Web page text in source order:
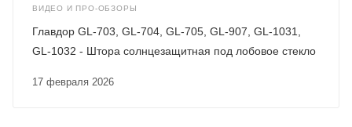
ВИДЕО И ПРО-ОБЗОРЫ
17 февраля 2026
Главдор GL-703, GL-704, GL-705, GL-907, GL-1031,
GL-1032 - Штора солнцезащитная под лобовое стекло